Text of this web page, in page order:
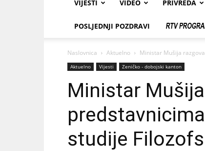
VIJESTI VIDEO PRIVREDA
POSLJEDNJI POZDRAVI
Naslovnica Aktuelno Ministar Mušija
Aktuelno Vijesti Zeničko - dobojski kanton
Ministar
studije